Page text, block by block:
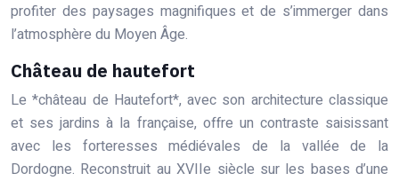
profiter des paysages magnifiques et de s’immerger dans
l’atmosphère du Moyen Âge.
Château de hautefort
Le *château de Hautefort*, avec son architecture classique
et ses jardins à la française, offre un contraste saisissant
avec les forteresses médiévales de la vallée de la
Dordogne. Reconstruit au XVIIe siècle sur les bases d’une